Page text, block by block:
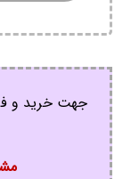
جهت خرید و